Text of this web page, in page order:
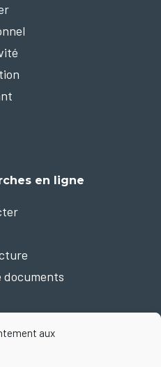
aux
en ligne
documents